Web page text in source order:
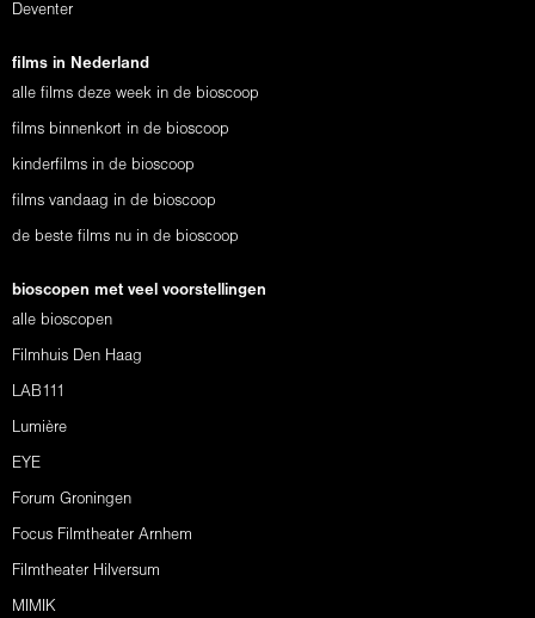
Deventer
films in Nederland
alle films deze week in de bioscoop
films binnenkort in de bioscoop
kinderfilms in de bioscoop
films vandaag in de bioscoop
de beste films nu in de bioscoop
bioscopen met veel voorstellingen
alle bioscopen
Filmhuis Den Haag
LAB111
Lumière
EYE
Forum Groningen
Focus Filmtheater Arnhem
Filmtheater Hilversum
MIMIK